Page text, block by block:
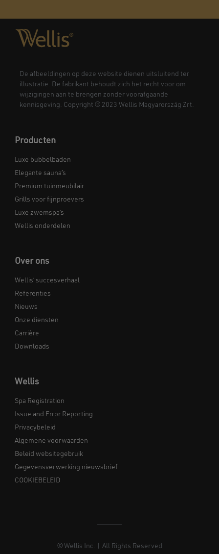
De afbeeldingen op deze website dienen uitsluitend ter
illustratie. De fabrikant behoudt zich het recht voor om
wijzigingen aan te brengen zonder voorafgaande
kennisgeving. Copyright © 2023 Wellis Magyarország Zrt.
Producten
Luxe bubbelbaden
Elegante sauna’s
Premium tuinmeubilair
Grills voor fijnproevers
Luxe zwemspa’s
Wellis onderdelen
Over ons
Wellis’ succesverhaal
Referenties
Nieuws
Onze diensten
Carrière
Downloads
Wellis
Spa Registration
Issue and Error Reporting
Privacybeleid
Algemene voorwaarden
Beleid websitegebruik
Gegevensverwerking nieuwsbrief
COOKIEBELEID
© Wellis Inc. | All Rights Reserved